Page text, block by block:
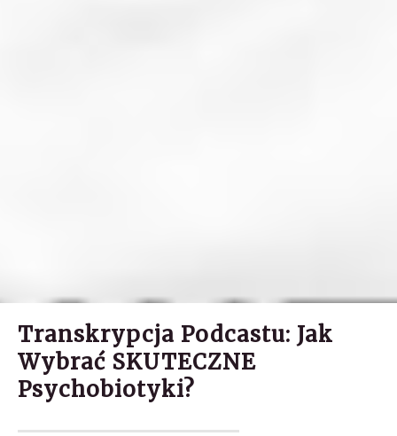
Transkrypcja Podcastu: Jak
Wybrać SKUTECZNE
Psychobiotyki?